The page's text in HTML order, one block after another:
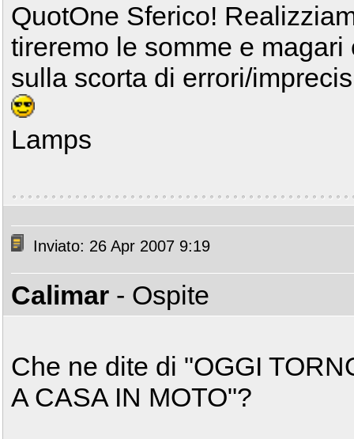
QuotOne Sferico!
tireremo le somme e
sulla scorta di errori/
Lamps
Inviato: 26 Apr 2007 9:19
Calimar - Ospite
Che ne dite di "OGGI
A CASA IN MOTO"?